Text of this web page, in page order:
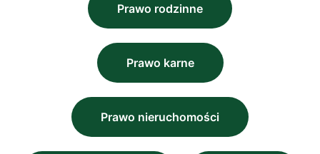
Prawo rodzinne
Prawo karne
Prawo nieruchomości